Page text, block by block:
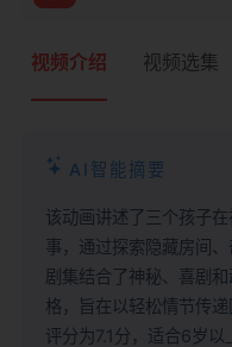
视频介绍 视频选集
AI智能摘要
该动画讲述了三个孩子
事，通过探索隐藏房间
剧集结合了神秘、喜剧
格，旨在以轻松情节传
评分为7.1分，适合6岁